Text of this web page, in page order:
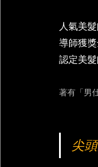
人氣美
導師獲
認定美
著有「男
尖